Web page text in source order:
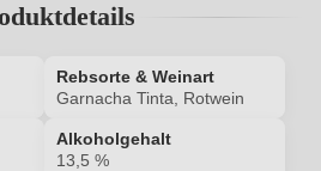
Rebsorte & Weinart
Garnacha Tinta, Rotwein
Alkoholgehalt
13,5 %